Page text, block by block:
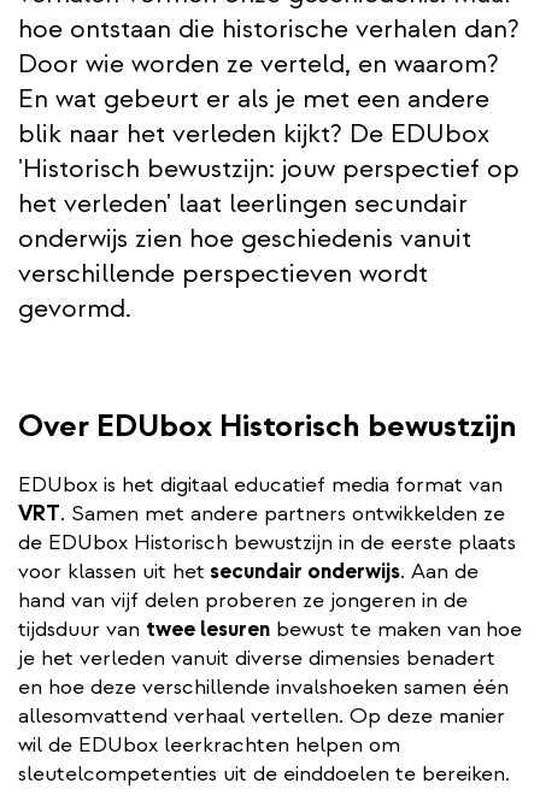
hoe ontstaan die historische verhalen dan?
Door wie worden ze verteld, en waarom?
En wat gebeurt er als je met een andere
blik naar het verleden kijkt? De EDUbox
'Historisch bewustzijn: jouw perspectief op
het verleden' laat leerlingen secundair
onderwijs zien hoe geschiedenis vanuit
verschillende perspectieven wordt
gevormd.
Over EDUbox Historisch bewustzijn
EDUbox is het digitaal educatief media format van
VRT. Samen met andere partners ontwikkelden ze
de EDUbox Historisch bewustzijn in de eerste plaats
voor klassen uit het secundair onderwijs. Aan de
hand van vijf delen proberen ze jongeren in de
tijdsduur van twee lesuren bewust te maken van hoe
je het verleden vanuit diverse dimensies benadert
en hoe deze verschillende invalshoeken samen één
allesomvattend verhaal vertellen. Op deze manier
wil de EDUbox leerkrachten helpen om
sleutelcompetenties uit de einddoelen te bereiken.